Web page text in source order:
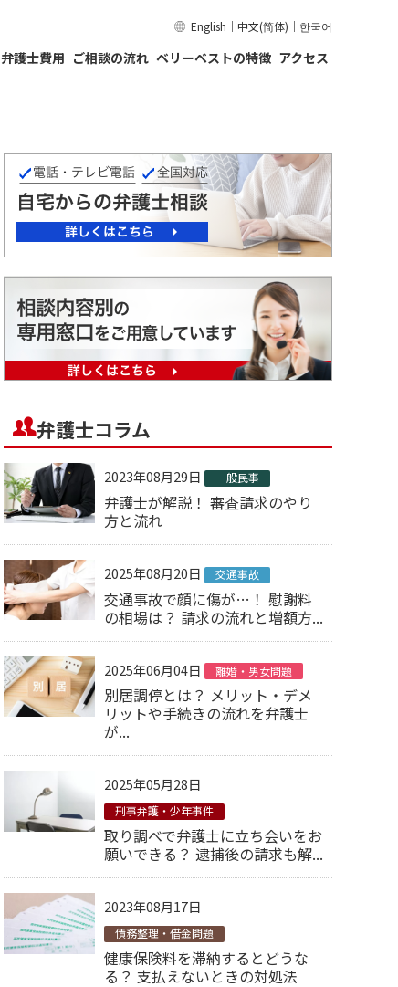
English ｜ 中文(简体) ｜ 한국어
弁護士費用 ご相談の流れ ベリーベストの特徴 アクセス
弁護士コラム
2023年08月29日 一般民事
弁護士が解説！ 審査請求のやり
方と流れ
2025年08月20日 交通事故
交通事故で顔に傷が…！ 慰謝料
の相場は？ 請求の流れと増額方...
2025年06月04日 離婚・男女問題
別居調停とは？ メリット・デメ
リットや手続きの流れを弁護士
が...
2025年05月28日
刑事弁護・少年事件
取り調べで弁護士に立ち会いをお
願いできる？ 逮捕後の請求も解...
2023年08月17日
債務整理・借金問題
健康保険料を滞納するとどうな
る？ 支払えないときの対処法